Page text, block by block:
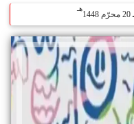
20 محرّم 1448
هـ